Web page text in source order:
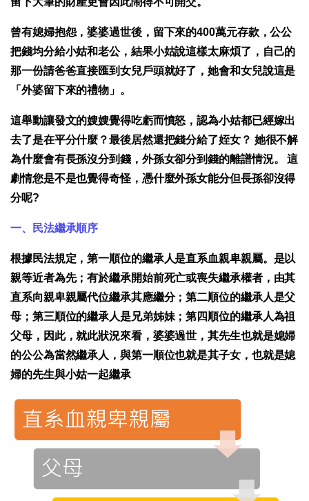
曾有媳婦抱怨，婆婆過世後，留下來的400萬元存款，公公
把錢均分給小姑和老公，結果小姑說這樣太麻煩了，自己的
那一份請爸爸直接匯到女兒戶頭就好了，她會和女兒說這是
「外婆留下來的禮物」。
這舉動讓發文的嫂嫂覺得吃虧而憤怒，認為小姑都已經嫁出
去了是在平分什麼？最後居然還把錢分給了姪女？ 她很不解
為什麼會有長孫沒分到錢，外孫女卻分到錢的離譜情況。 這
劇情您是不是也覺得奇怪，憑什麼外孫女能分但長孫卻沒得
分呢?
一、民法繼承順序
根據民法規定，第一順位的繼承人是直系血親卑親屬。是以
親等近者為先；有於繼承開始前死亡或喪失繼承權者，由其
直系向親卑親屬代位繼承其應繼分；第二順位的繼承人是父
母；第三順位的繼承人是兄弟姊妹；第四順位的繼承人為祖
父母，因此，就此狀況來看，婆婆過世，其先生也就是媳婦
的公公為當然繼承人，與第一順位也就是其子女，也就是媳
婦的先生與小姑一起繼承